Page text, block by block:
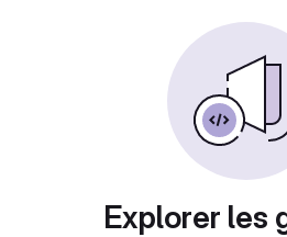
Explorer les